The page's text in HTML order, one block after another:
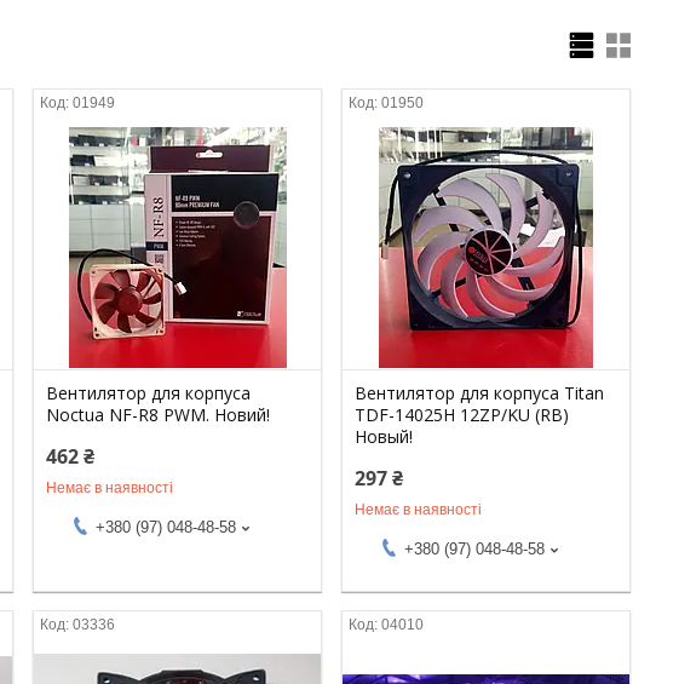
01949
Вентилятор для корпуса
Noctua NF-R8 PWM. Новий!
462 ₴
Немає в наявності
+380 (97) 048-48-58
01950
Вентилятор для корпуса Titan
TDF-14025H 12ZP/KU (RB)
Новый!
297 ₴
Немає в наявності
+380 (97) 048-48-58
03336 04010